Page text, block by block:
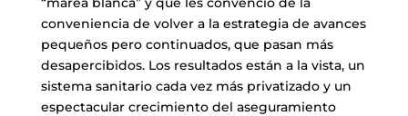
conveniencia de volver a la estrategia de avances
pequeños pero continuados, que pasan más
desapercibidos. Los resultados están a la vista, un
sistema sanitario cada vez más privatizado y un
espectacular crecimiento del aseguramiento